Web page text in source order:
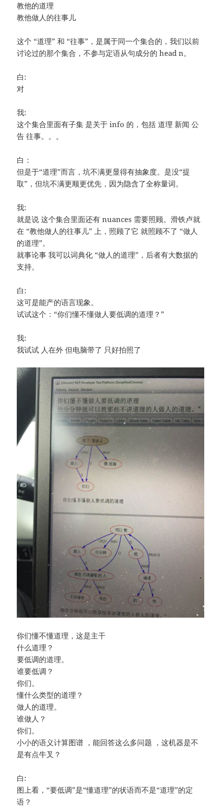
教他的道理
教他做人的往事儿
这个 “道理” 和 “往事”，是属于同一个集合的，我们以前
讨论过的那个集合，不参与定语从句成分的 head n。
白:
对
我:
这个集合里面有子集 是关于 info 的，包括 道理 新闻 公
告 往事。。。
白：
但是于“道理”而言，坑不满更显得有抽象度。是没“提
取”，但坑不满更顺更优先，因为隐含了全称量词。
我:
就是说 这个集合里面还有 nuances 需要照顾。滑铁卢就
在 “教他做人的往事儿” 上，照顾了它 就照顾不了 “做人
的道理”。
就事论事 我可以词典化 “做人的道理”，后者有大数据的
支持。
白:
这可是能产的语言现象。
试试这个：“你们懂不懂做人要低调的道理？”
我:
我试试 人在外 但电脑带了 只好拍照了
你们懂不懂道理，这是主干
什么道理？
要低调的道理。
谁要低调？
你们。
懂什么类型的道理？
做人的道理。
谁做人？
你们。
小小的语义计算图谱 ，能回答这么多问题 ，这机器是不
是有点牛叉？
白:
图上看，“要低调”是“懂道理”的状语而不是“道理”的定
语？